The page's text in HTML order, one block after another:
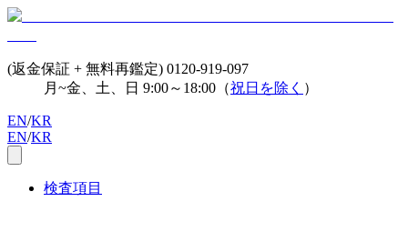
(返金保証 + 無料再鑑定) 0120-919-097
月~金、土、日 9:00～18:00（祝日を除く ）
EN/KR
EN/KR
検査項目